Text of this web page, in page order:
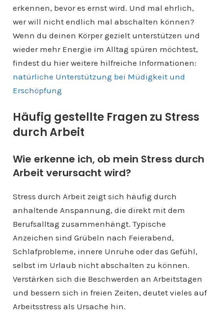
erkennen, bevor es ernst wird. Und mal ehrlich,
wer will nicht endlich mal abschalten können?
Wenn du deinen Körper gezielt unterstützen und
wieder mehr Energie im Alltag spüren möchtest,
findest du hier weitere hilfreiche Informationen:
natürliche Unterstützung bei Müdigkeit und
Erschöpfung
Häufig gestellte Fragen zu Stress
durch Arbeit
Wie erkenne ich, ob mein Stress durch
Arbeit verursacht wird?
Stress durch Arbeit zeigt sich häufig durch
anhaltende Anspannung, die direkt mit dem
Berufsalltag zusammenhängt. Typische
Anzeichen sind Grübeln nach Feierabend,
Schlafprobleme, innere Unruhe oder das Gefühl,
selbst im Urlaub nicht abschalten zu können.
Verstärken sich die Beschwerden an Arbeitstagen
und bessern sich in freien Zeiten, deutet vieles auf
Arbeitsstress als Ursache hin.